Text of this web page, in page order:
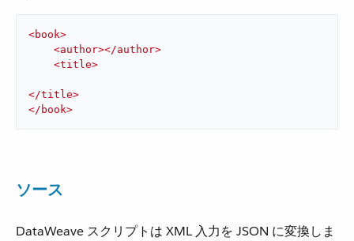
<book>
<author></author>
<title>
</title>
</ book>
ソース
DataWeave スクリプトは XML 入力を JSON に変換しま